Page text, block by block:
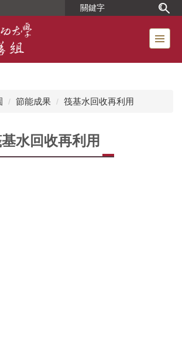
節能成果 筏基水回收再利用
水回收再利用